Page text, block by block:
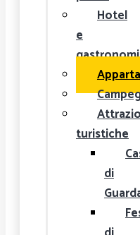
Hotel
e
turistiche
di